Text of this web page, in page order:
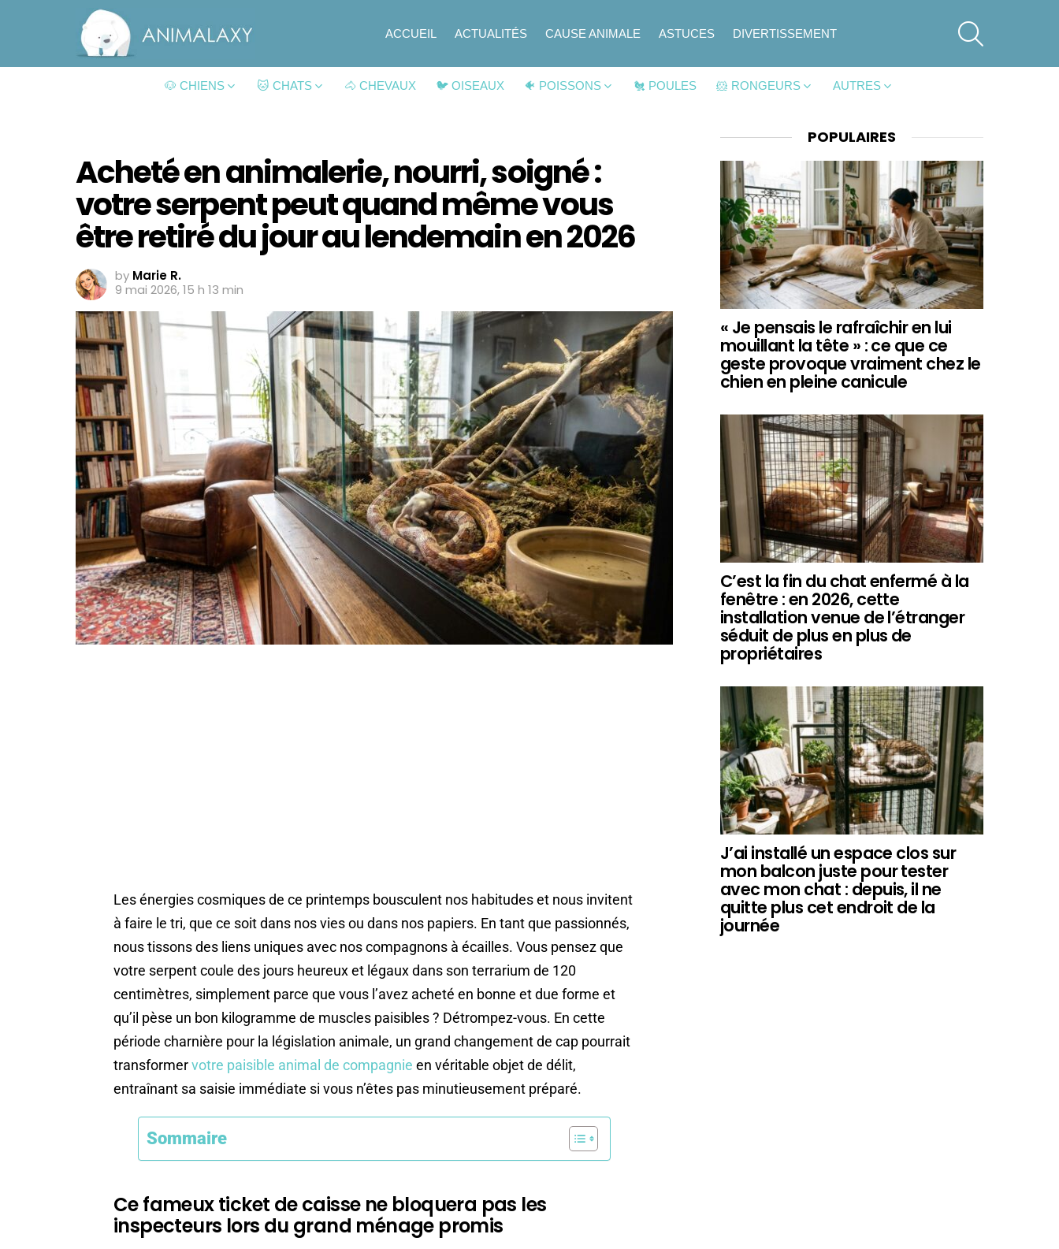
ACCUEIL ACTUALITÉS CAUSE ANIMALE ASTUCES DIVERTISSEMENT
🐶 CHIENS 🐱 CHATS 🐴 CHEVAUX 🐦 OISEAUX 🐠 POISSONS 🐔 POULES 🐹 RONGEURS AUTRES
Acheté en animalerie, nourri, soigné :
votre serpent peut quand même vous
être retiré du jour au lendemain en 2026
by Marie R.
9 mai 2026, 15 h 13 min
Les énergies cosmiques de ce printemps bousculent nos habitudes et nous invitent
à faire le tri, que ce soit dans nos vies ou dans nos papiers. En tant que passionnés,
nous tissons des liens uniques avec nos compagnons à écailles. Vous pensez que
votre serpent coule des jours heureux et légaux dans son terrarium de 120
centimètres, simplement parce que vous l’avez acheté en bonne et due forme et
qu’il pèse un bon kilogramme de muscles paisibles ? Détrompez-vous. En cette
période charnière pour la législation animale, un grand changement de cap pourrait
transformervotre paisible animal de compagnie en véritable objet de délit,
entraînant sa saisie immédiate si vous n’êtes pas minutieusement préparé.
Sommaire
Ce fameux ticket de caisse ne bloquera pas les
inspecteurs lors du grand ménage promis
POPULAIRES
« Je pensais le rafraîchir en lui
mouillant la tête » : ce que ce
geste provoque vraiment chez le
chien en pleine canicule
C’est la fin du chat enfermé à la
fenêtre : en 2026, cette
installation venue de l’étranger
séduit de plus en plus de
propriétaires
J’ai installé un espace clos sur
mon balcon juste pour tester
avec mon chat : depuis, il ne
quitte plus cet endroit de la
journée